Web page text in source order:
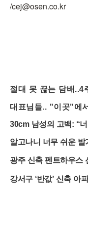
/cej@osen.co.kr